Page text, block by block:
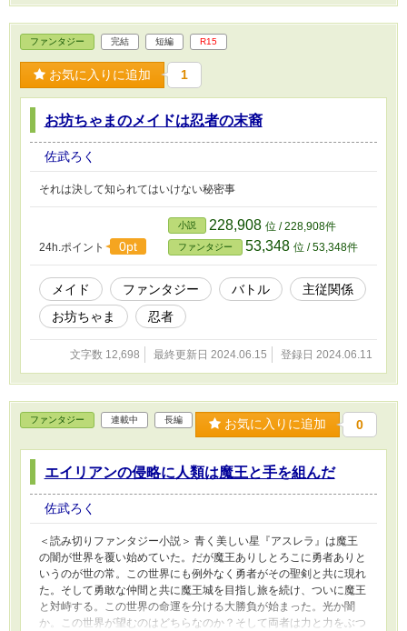
ファンタジー 完結 短編 R15
お気に入りに追加 1
お坊ちゃまのメイドは忍者の末裔
佐武ろく
それは決して知られてはいけない秘密事
24h.ポイント 0pt
小説 228,908 位 / 228,908件
ファンタジー 53,348 位 / 53,348件
メイド ファンタジー バトル
主従関係
お坊ちゃま
忍者
文字数 12,698 最終更新日 2024.06.15 登録日 2024.06.11
ファンタジー 連載中 長編 お気に入りに追加 0
エイリアンの侵略に人類は魔王と手を組んだ
佐武ろく
＜読み切りファンタジー小説＞ 青く美しい星『アスレラ』は魔王
の闇が世界を覆い始めていた。だが魔王ありしとろこに勇者ありと
いうのが世の常。この世界にも例外なく勇者がその聖剣と共に現れ
た。そして勇敢な仲間と共に魔王城を目指し旅を続け、ついに魔王
と対峙する。この世界の命運を分ける大勝負が始まった。光か闇
か。この世界が望むのはどちらなのか？そして両者は力と力をぶつ